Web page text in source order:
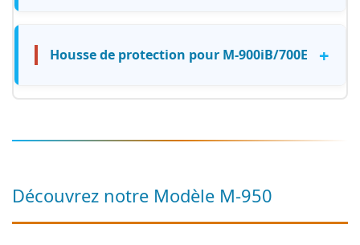
Housse de protection pour M-900iB/700E +
Découvrez notre Modèle M-950